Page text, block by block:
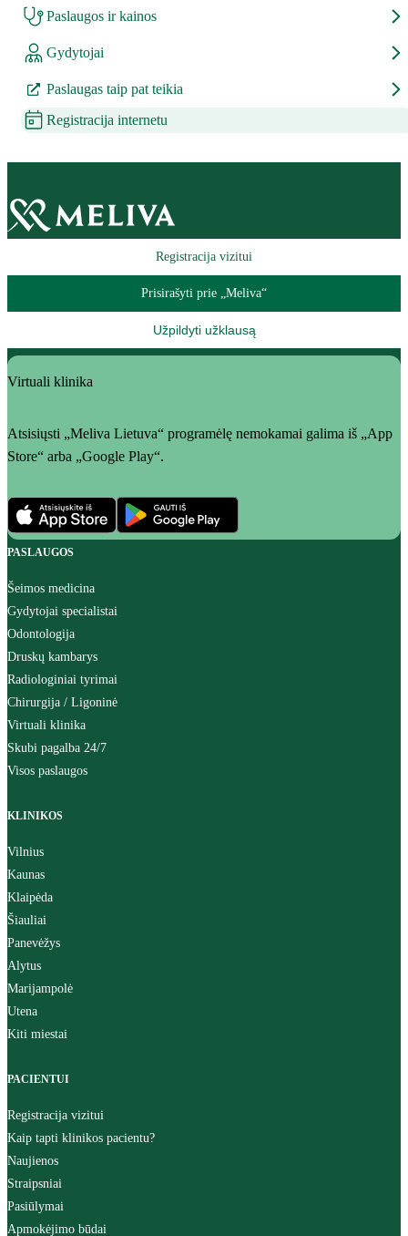
Paslaugos ir kainos
Gydytojai
Paslaugas taip pat teikia
Registracija internetu
Registracija vizitui
Prisirašyti prie „Meliva“
Užpildyti užklausą
Virtuali klinika
Atsisiųsti „Meliva Lietuva“ programėlę nemokamai galima iš „App
Store“ arba „Google Play“.
PASLAUGOS
Šeimos medicina
Gydytojai specialistai
Odontologija
Druskų kambarys
Radiologiniai tyrimai
Chirurgija / Ligoninė
Virtuali klinika
Skubi pagalba 24/7
Visos paslaugos
KLINIKOS
Vilnius
Kaunas
Klaipėda
Šiauliai
Panevėžys
Alytus
Marijampolė
Utena
Kiti miestai
PACIENTUI
Registracija vizitui
Kaip tapti klinikos pacientu?
Naujienos
Straipsniai
Pasiūlymai
Apmokėjimo būdai